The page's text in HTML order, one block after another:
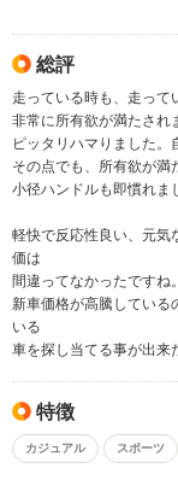
総評
走っている時も、走って
非常に所有欲が満たされ
ピッタリハマりました。
その点でも、所有欲が満
小径ハンドルも即慣れま
軽快で反応性良い、元気
価は
間違ってなかったですね。
新車価格が高騰している
いる
車を探し当てる事が出来
特徴
カジュアル スポーツ